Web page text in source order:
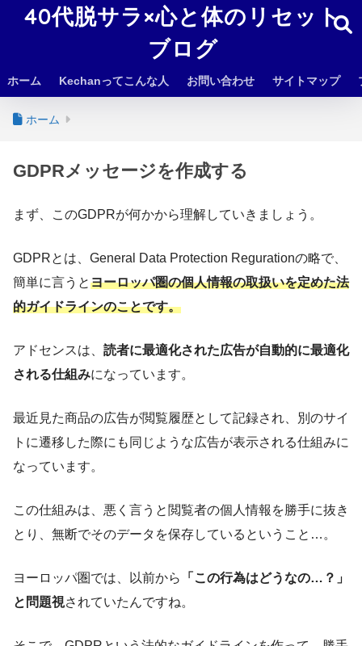
40代脱サラ×心と体のリセット
ブログ
ホーム Kechanってこんな人 お問い合わせ サイトマップ
ホーム
GDPRメッセージを作成する
まず、このGDPRが何かから理解していきましょう。
GDPRとは、General Data Protection Regurationの略で、
簡単に言うとヨーロッパ圏の個人情報の取扱いを定めた法
的ガイドラインのことです。
アドセンスは、 読者に最適化された広告が自動的に最適化
される仕組みになっています。
最近見た商品の広告が閲覧履歴として記録され、別のサイ
トに遷移した際にも同じような広告が表示される仕組みに
なっています。
この仕組みは、悪く言うと閲覧者の個人情報を勝手に抜き
とり、無断でそのデータを保存しているということ…。
ヨーロッパ圏では、以前から
「この行為はどうなの…？」
と問題視されていたんですね。